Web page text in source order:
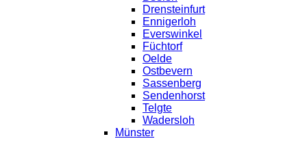
Drensteinfurt
Ennigerloh
Everswinkel
Füchtorf
Oelde
Ostbevern
Sassenberg
Sendenhorst
Telgte
Wadersloh
Münster